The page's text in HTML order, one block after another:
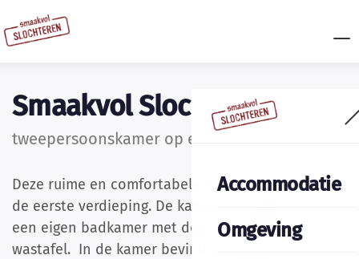
Accommodatie
Omgeving
Smaakvol Slochteren
tweepersoonskamer op eerste verdieping
Deze ruime en comfortabele kamer is gelegen op
de eerste verdieping. De kamer is voorzien van
een eigen badkamer met douche, toilet en
wastafel. In de kamer bevindt zich een extra